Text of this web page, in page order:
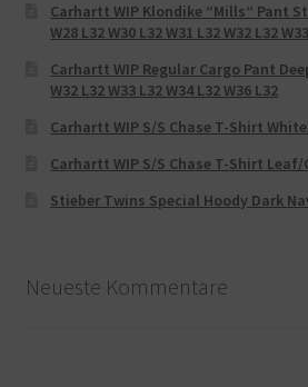
Carhartt WIP Klondike “Mills“ Pant
W28 L32 W30 L32 W31 L32 W32 L32
Carhartt WIP Regular Cargo Pant
W32 L32 W33 L32 W34 L32 W36 L32
Carhartt WIP S/S Chase T-Shirt
Carhartt WIP S/S Chase T-Shirt Leaf/
Stieber Twins Special Hoody Dark
Neueste Kommentare